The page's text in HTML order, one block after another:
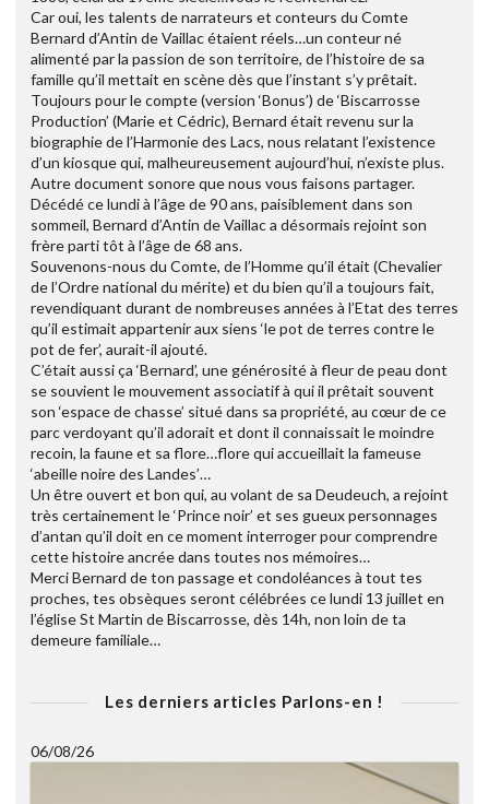
Car oui, les talents de narrateurs et conteurs du Comte
Bernard d’Antin de Vaillac étaient réels…un conteur né
alimenté par la passion de son territoire, de l’histoire de sa
famille qu’il mettait en scène dès que l’instant s’y prêtait.
Toujours pour le compte (version ‘Bonus’) de ‘Biscarrosse
Production’ (Marie et Cédric), Bernard était revenu sur la
biographie de l’Harmonie des Lacs, nous relatant l’existence
d’un kiosque qui, malheureusement aujourd’hui, n’existe plus.
Autre document sonore que nous vous faisons partager.
Décédé ce lundi à l’âge de 90 ans, paisiblement dans son
sommeil, Bernard d’Antin de Vaillac a désormais rejoint son
frère parti tôt à l’âge de 68 ans.
Souvenons-nous du Comte, de l’Homme qu’il était (Chevalier
de l’Ordre national du mérite) et du bien qu’il a toujours fait,
revendiquant durant de nombreuses années à l’Etat des terres
qu’il estimait appartenir aux siens ‘le pot de terres contre le
pot de fer’, aurait-il ajouté.
C’était aussi ça ‘Bernard’, une générosité à fleur de peau dont
se souvient le mouvement associatif à qui il prêtait souvent
son ‘espace de chasse’ situé dans sa propriété, au cœur de ce
parc verdoyant qu’il adorait et dont il connaissait le moindre
recoin, la faune et sa flore…flore qui accueillait la fameuse
‘abeille noire des Landes’…
Un être ouvert et bon qui, au volant de sa Deudeuch, a rejoint
très certainement le ‘Prince noir’ et ses gueux personnages
d’antan qu’il doit en ce moment interroger pour comprendre
cette histoire ancrée dans toutes nos mémoires…
Merci Bernard de ton passage et condoléances à tout tes
proches, tes obsèques seront célébrées ce lundi 13 juillet en
l’église St Martin de Biscarrosse, dès 14h, non loin de ta
demeure familiale…
Les derniers articles Parlons-en !
06/08/26